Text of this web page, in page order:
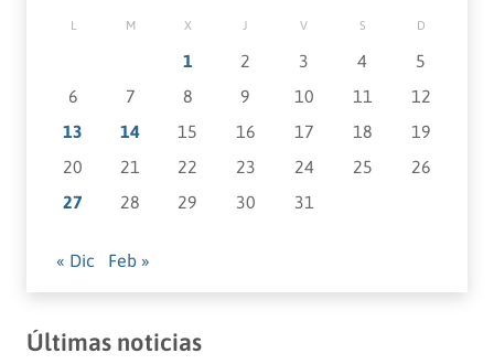
L M X J V S D
1 2 3 4
5
6
7 8 9 10 11
12
13
14 15 16 17 18
19
20
21 22 23 24 25
26
27
28 29 30 31
« Dic Feb »
Últimas noticias